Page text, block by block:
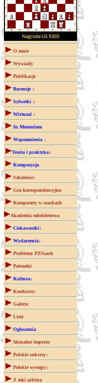
O mnie
Wywiady
Publikacje
Recenzje ↓
Sylwetki ↓
Wirtuozi ↓
In Memoriam
Wspomnienia ↓
Teoria i praktyka↓
Kompozycja
Szkolenie↓
Gra korespondencyjna
Komputery w szachach
Akademia młodzieżowa
Ciekawostki↓
Wydarzenia↓
Problemy PZSzach
Polemiki
Kultura↓
Konkursy↓
Galerie
Listy
Ogłoszenia
Aktualne imprezy
Polskie sukcesy↓
Polskie występy↓
Z teki arbitra